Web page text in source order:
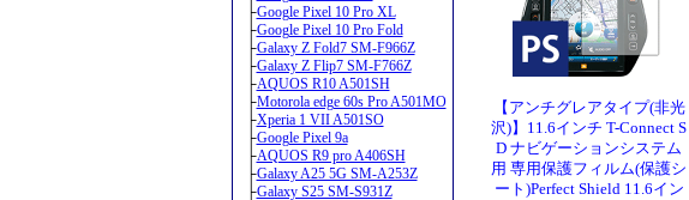
├Google Pixel 10 Pro XL
├Google Pixel 10 Pro Fold
├Galaxy Z Fold7 SM-F966Z
├Galaxy Z Flip7 SM-F766Z
├AQUOS R10 A501SH
├Motorola edge 60s Pro A501MO
├Xperia 1 VII A501SO
├Google Pixel 9a
├AQUOS R9 pro A406SH
├Galaxy A25 5G SM-A253Z
├Galaxy S25 SM-S931Z
【アンチグレアタイプ(非光
沢)】11.6インチ T-Connect S
D ナビゲーションシステム
用 専用保護フィルム(保護シ
ート)Perfect Shield 11.6イン